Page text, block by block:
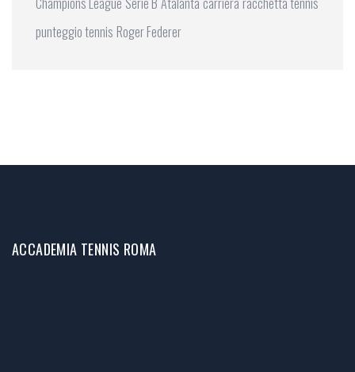
punteggio tennis Roger Federer
ACCADEMIA TENNIS ROMA